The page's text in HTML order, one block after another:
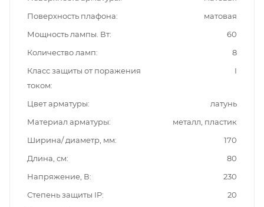
Поверхность плафона
матовая
Мощность лампы. Вт
60
Количество ламп
8
Класс защиты от поражения
током
I
Цвет арматуры
латунь
Материал арматуры
металл, пластик
Ширина/ диаметр, мм
170
Длина, см
80
Напряжение, В
230
Степень защиты IP
20